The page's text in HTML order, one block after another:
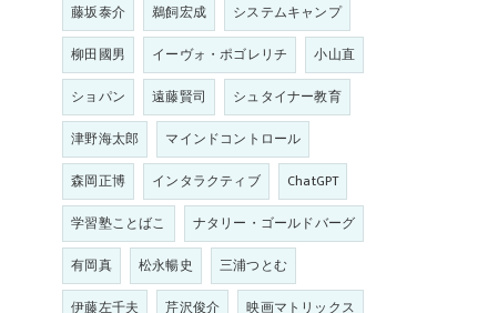
藤坂泰介
鵜飼宏成
システムキャンプ
柳田國男
イーヴォ・ポゴレリチ
小山直
ショパン
遠藤賢司
シュタイナー教育
津野海太郎
マインドコントロール
森岡正博
インタラクティブ
ChatGPT
学習塾ことばこ
ナタリー・ゴールドバーグ
有岡真
松永暢史
三浦つとむ
伊藤左千夫
芹沢俊介 映画マトリックス